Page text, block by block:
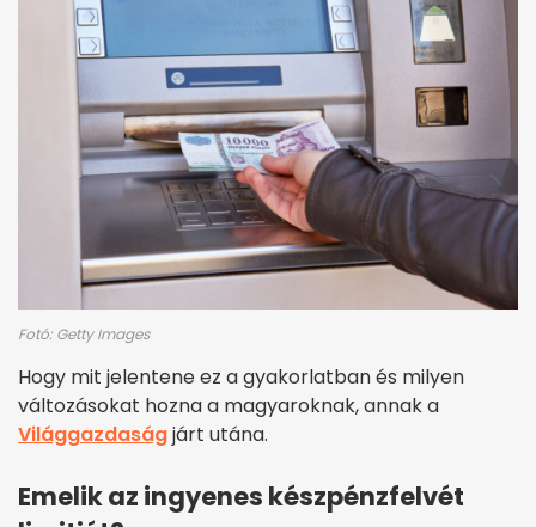
Fotó: Getty Images
Hogy mit jelentene ez a gyakorlatban és milyen
változásokat hozna a magyaroknak, annak a
Világgazdaságjárt utána.
Emelik az ingyenes készpénzfelvét